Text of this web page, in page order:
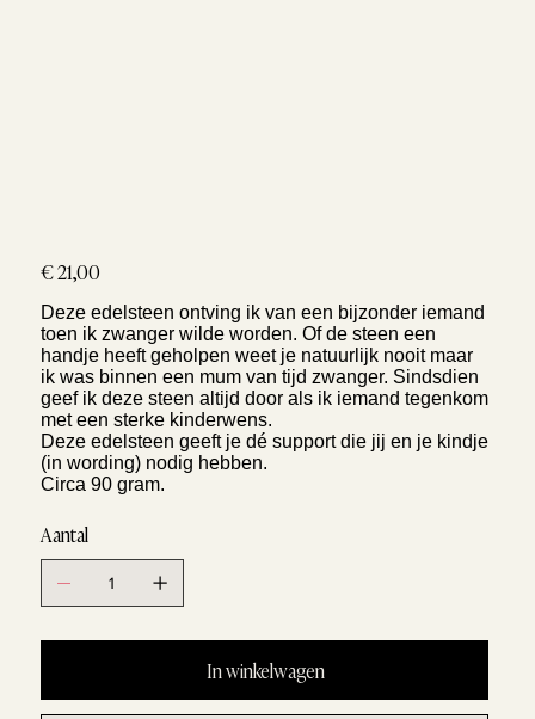
€ 21,00
Deze edelsteen ontving ik van een bijzonder iemand
toen ik zwanger wilde worden. Of de steen een
handje heeft geholpen weet je natuurlijk nooit maar
ik was binnen een mum van tijd zwanger. Sindsdien
geef ik deze steen altijd door als ik iemand tegenkom
met een sterke kinderwens.
Deze edelsteen geeft je dé support die jij en je kindje
(in wording) nodig hebben.
Circa 90 gram.
Aantal
In winkelwagen